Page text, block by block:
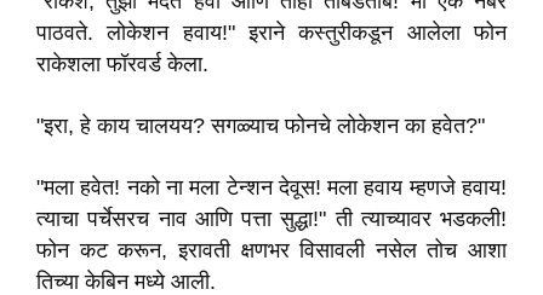
पाठवते. लोकेशन हवाय!" इराने कस्तुरीकडून आलेला फोन
राकेशला फॉरवर्ड केला.
"इरा, हे काय चालयय? सगळ्याच फोनचे लोकेशन का हवेत?"
"मला हवेत! नको ना मला टेन्शन देवूस! मला हवाय म्हणजे हवाय!
त्याचा पर्चेसरच नाव आणि पत्ता सुद्धा!" ती त्याच्यावर भडकली!
फोन कट करून, इरावती क्षणभर विसावली नसेल तोच आशा
तिच्या केबिन मध्ये आली.